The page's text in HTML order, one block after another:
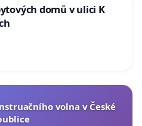
domů v ulici K
volna v České